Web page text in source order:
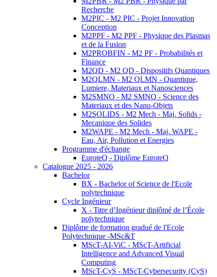
Recherche
M2PIC - M2 PIC - Projet Innovation
Conception
M2PPF - M2 PPF - Physique des Plasmas
et de la Fusion
M2PROBFIN - M2 PF - Probabilités et
Finance
M2QD - M2 QD - Dispositifs Quantiques
M2QLMN - M2 QLMN - Quantique,
Lumiere, Materiaux et Nanosciences
M2SMNO - M2 SMNO - Science des
Materiaux et des Nano-Objets
M2SOLIDS - M2 Mech - Maj. Solids -
Mecanique des Solides
M2WAPE - M2 Mech - Maj. WAPE -
Eau, Air, Pollution et Energies
Programme d'échange
EuroteQ - Diplôme EuroteQ
Catalogue 2025 - 2026
Bachelor
BX - Bachelor of Science de l'Ecole
polytechnique
Cycle Ingénieur
X - Titre d’Ingénieur diplômé de l’École
polytechnique
Diplôme de formation gradué de l'Ecole
Polytechnique -MSc&T
MScT-AI-ViC - MScT-Artificial
Intelligence and Advanced Visual
Computing
MScT-CyS - MScT-Cybersecurity (CyS)